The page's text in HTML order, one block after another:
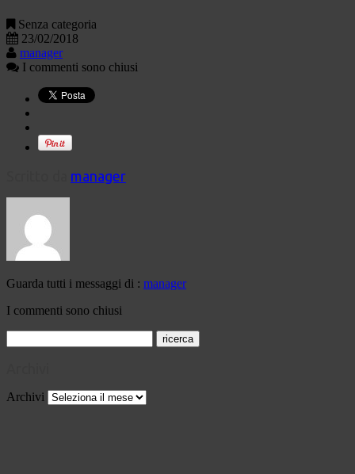
Senza categoria
23/02/2018
manager
I commenti sono chiusi
manager
Guarda tutti i messaggi di : manager
I commenti sono chiusi
Archivi